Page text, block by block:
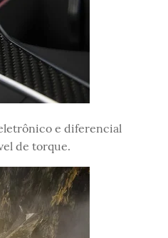
e diferencial
de torque.